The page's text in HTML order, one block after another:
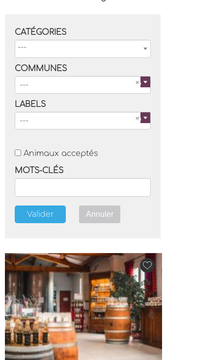
CATÉGORIES
COMMUNES
---
LABELS
---
Animaux acceptés
MOTS-CLÉS
Valider Annuler